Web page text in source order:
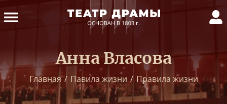
Анна Власова
Главная / Павила жизни / Правила жизни